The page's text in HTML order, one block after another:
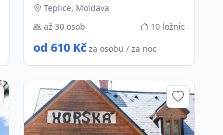
Teplice, Moldava
až 30 osob
10 ložnic
od 610 Kč za osobu / za noc